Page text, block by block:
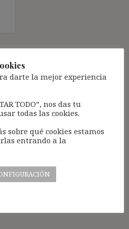
no será publicada.
darte la mejor experiencia
TODO”, nos das tu
todas las cookies.
sobre qué cookies estamos
entrando a la